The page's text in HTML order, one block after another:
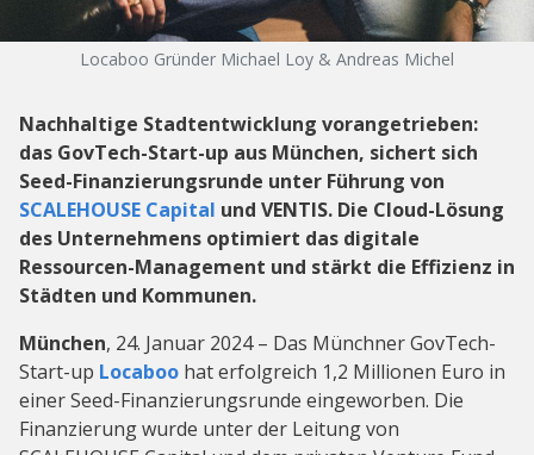
Locaboo Gründer Michael Loy & Andreas Michel
Nachhaltige Stadtentwicklung vorangetrieben:
das GovTech-Start-up aus München, sichert sich
Seed-Finanzierungsrunde unter Führung von
SCALEHOUSE Capital und VENTIS. Die Cloud-Lösung
des Unternehmens optimiert das digitale
Ressourcen-Management und stärkt die Effizienz in
Städten und Kommunen.
München, 24. Januar 2024 – Das Münchner GovTech-
Start-up Locaboo hat erfolgreich 1,2 Millionen Euro in
einer Seed-Finanzierungsrunde eingeworben. Die
Finanzierung wurde unter der Leitung von